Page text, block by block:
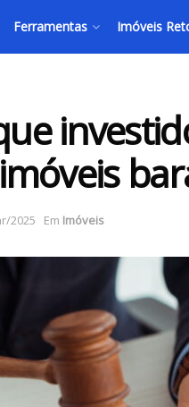
Ferramentas Imóveis
2025 Em Imóveis